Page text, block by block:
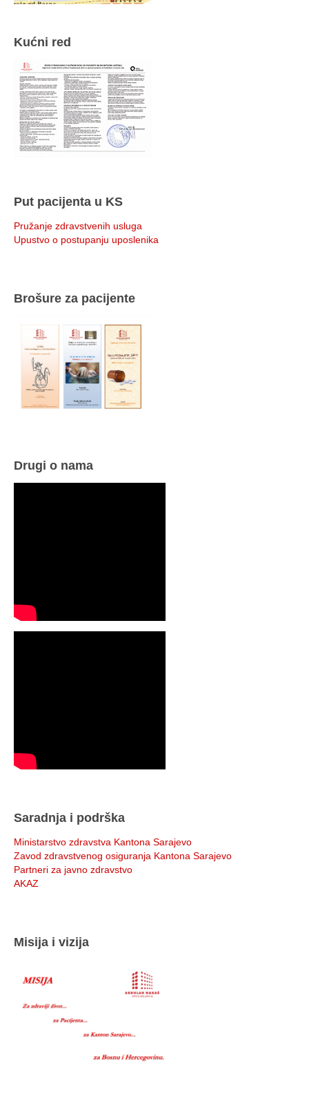
Kućni red
Put pacijenta u KS
Pružanje zdravstvenih usluga
Upustvo o postupanju uposlenika
Brošure za pacijente
Drugi o nama
Saradnja i podrška
Ministarstvo zdravstva Kantona Sarajevo
Zavod zdravstvenog osiguranja Kantona Sarajevo
Partneri za javno zdravstvo
AKAZ
Misija i vizija